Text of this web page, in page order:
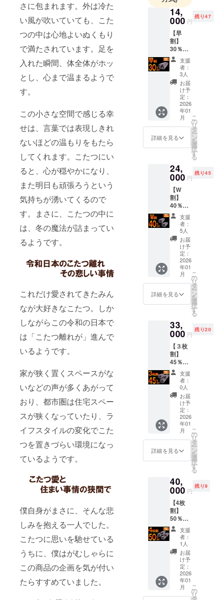
さに包まれます。外は冷た
い風が吹いていても、こた
つの中は心地よいぬくもり
で満たされています。足を
入れた瞬間、体全体がホッ
とし、心まで温まるようで
す。
この小さな空間で感じる幸
せは、言葉では表現しきれ
ないほどの温もりをもたら
してくれます。こたつにい
ると、心が穏やかになり、
また明日も頑張ろうという
気持ちが湧いてくるので
す。まさに、こたつの中に
は、冬の魔法が詰まってい
るようです。
これだけ愛されてきたみん
なが大好きなこたつ。しか
しながらこの令和の日本で
は「こたつ離れが」進んで
いるようです。
家が狭く置くスペースがな
いなどの声が多くあがって
おり、都市圏は住宅スペー
スが狭くなっていたり、ラ
イフスタイルの変化でこた
つを置きづらい環境になっ
ているようです。
僕自身がまさに、そんな悲
しみを抱える一人でした。
こたつに思いを馳せている
うちに、僕はがむしゃらに
この商品の企画を気が付い
たらすすめていました。
「欲しかっ
た！」と感
じていただ
けるような
アイテム
を、これか
らもお届け
してまいり
新商品やお
得情報は、
LINE公式ア
ぜひこの機
会にお友達
登録をお願
いいたしま
す。
【当社規約
とご案内事
項】
●キャンセル
について
後のキャン
セルは原則
としてお受
けしており
ません。あ
らかじめご
了承のう
え、ご支援
いただきま
すようお願
い申し上げ
なお、万が
届いた場合
は、速やか
に代替品を
お送りいた
します。
●ご不在時の
お受け取り
商品お届け
時にご不在
だった場合
14,
000 円
残り47
【早
割】
30％OF
F 50名
限定 定
20,000
→14,00
（税・
送料
込） ■
こたつ
ブラン
ケット
20,000
円）
└本体
×1 アウ
トド
ア、ス
ポーツ
観戦、
ピク
ニッ
ク、自
宅でく
つろい
でる
時、事
務職、
就寝
も、ア
ウター
として
も様々
なとこ
ろでお
使いく
ださ
い。
【配送
時期】
商品到
着は
2025年
12月～
2026年
1月を想
製造状
況によ
り出荷
時期が
遅れる
場合が
ござい
ます。
※商品代
を安く
する為
に工数
削減を
してお
り出荷
支援
者：
3人
お届
け予
定：
2026
年01
月
詳細を見る
こ
の
リ
タ
ー
ン
を
選
択
す
る
24,
000 円
残り45
【W
割】
40％OF
F50名限
定 定価
40,000
円
→24,00
（税・
送料
込） ■
こたつ
ブラン
ケット
（定価
円）
└本体
×2 アウ
トド
ア、ス
ポーツ
観戦、
ピク
ニッ
ク、自
宅でく
つろい
でる
時、事
務職、
就寝
前、ひ
ウター
として
も様々
なとこ
ろでお
使いく
ださ
い。
【配送
時期】
商品到
着は
2025年
12月～
2026年
支援
者：
5人
お届
け予
定：
2026
年01
月
詳細を見る
こ
の
リ
タ
ー
ン
を
選
択
す
る
33,
000 円
残り20
【３枚
割】
45％OF
F 20名
限定 定
60,000
→33,00
（税・
送料
込） ■
こたつ
ブラン
ケット
20,000
円）
└本体
×3 アウ
トド
ア、ス
ポーツ
観戦、
ピク
ニッ
ク、自
宅でく
つろい
でる
時、事
務職、
支援
者：
0人
お届
け予
定：
2026
年01
月
詳細を見る
こ
の
リ
タ
ー
ン
を
選
択
す
る
40,
000 円
残り9
【4枚
割】
50％OF
F10名限
定 定価
80,000
円
→40,00
（税・
送料
込） ■
こたつ
支援
者：
1人
お届
け予
定：
2026
年01
月
こ
の
リ